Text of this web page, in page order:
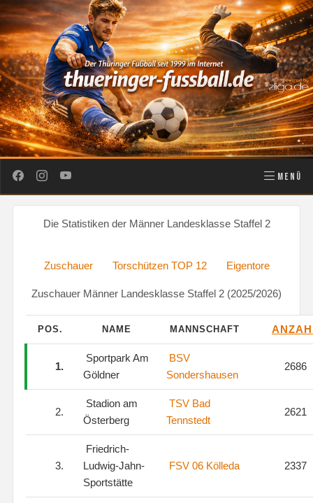
MENÜ
Die Statistiken der Männer Landesklasse Staffel 2
Zuschauer Torschützen TOP 12 Eigentore
Zuschauer Männer Landesklasse Staffel 2 (2025/2026)
POS. NAME MANNSCHAFT
1.
Sportpark Am
Göldner
BSV
Sondershausen
2686
2.
Stadion am
Österberg
TSV Bad
Tennstedt
2621
3.
Friedrich-
Ludwig-Jahn-
Sportstätte
FSV 06 Kölleda 2337